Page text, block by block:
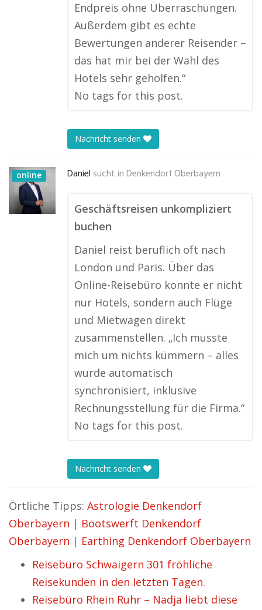
Endpreis ohne Überraschungen.
Außerdem gibt es echte
Bewertungen anderer Reisender –
das hat mir bei der Wahl des
Hotels sehr geholfen.“
No tags for this post.
Nachricht senden
online Daniel sucht in Denkendorf Oberbayern
Geschäftsreisen unkompliziert
buchen
Daniel reist beruflich oft nach
London und Paris. Über das
Online-Reisebüro konnte er nicht
nur Hotels, sondern auch Flüge
und Mietwagen direkt
zusammenstellen. „Ich musste
mich um nichts kümmern – alles
wurde automatisch
synchronisiert, inklusive
Rechnungsstellung für die Firma.“
No tags for this post.
Nachricht senden
Örtliche Tipps: Astrologie Denkendorf
Oberbayern | Bootswerft Denkendorf
Oberbayern | Earthing Denkendorf Oberbayern
Reisebüro Schwaigern 301 fröhliche
Reisekunden in den letzten Tagen.
Reisebüro Rhein Ruhr – Nadja liebt diese